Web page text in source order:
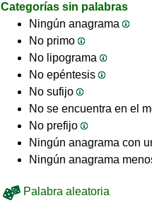
Categorías sin palabras
Ningún anagrama
No primo
No lipograma
No epéntesis
No sufijo
No se encuentra en el
No prefijo
Ningún anagrama con
Ningún anagrama
Palabra aleatoria